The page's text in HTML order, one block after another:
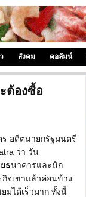
สังคม คอลัมน์
ต้องซื้อ
อดีตนายกรัฐมนตรี
ว่า วัน
ธนาคารและนัก
จเขาแล้วค่อนข้าง
มได้เร็วมาก ทั้งนี้